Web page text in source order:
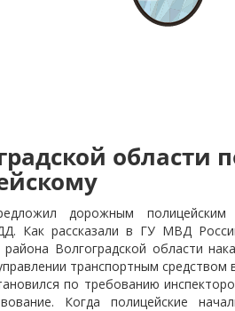
области
дорожным полицейским
Как рассказали в ГУ МВД
Волгоградской области
транспортным средством
по требованию
Когда полицейские